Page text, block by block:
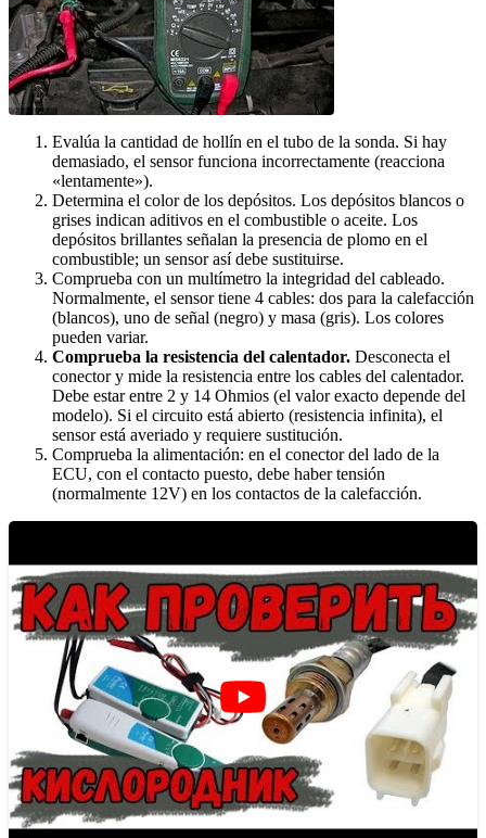
Evalúa la cantidad de hollín en el tubo de la sonda. Si hay
demasiado, el sensor funciona incorrectamente (reacciona
«lentamente»).
Determina el color de los depósitos. Los depósitos blancos o
grises indican aditivos en el combustible o aceite. Los
depósitos brillantes señalan la presencia de plomo en el
combustible; un sensor así debe sustituirse.
Comprueba con un multímetro la integridad del cableado.
Normalmente, el sensor tiene 4 cables: dos para la calefacción
(blancos), uno de señal (negro) y masa (gris). Los colores
pueden variar.
Comprueba la resistencia del calentador. Desconecta el
conector y mide la resistencia entre los cables del calentador.
Debe estar entre 2 y 14 Ohmios (el valor exacto depende del
modelo). Si el circuito está abierto (resistencia infinita), el
sensor está averiado y requiere sustitución.
Comprueba la alimentación: en el conector del lado de la
ECU, con el contacto puesto, debe haber tensión
(normalmente 12V) en los contactos de la calefacción.